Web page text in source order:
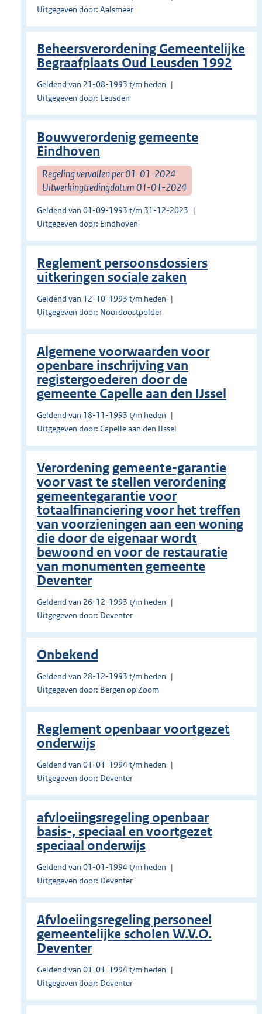
Uitgegeven door: Aalsmeer
Beheersverordening Gemeentelijke
Begraafplaats Oud Leusden 1992
Geldend van 21-08-1993 t/m heden
Uitgegeven door: Leusden
Bouwverordenig gemeente
Eindhoven
Regeling vervallen per 01-01-2024
Uitwerkingtredingdatum 01-01-2024
Geldend van 01-09-1993 t/m 31-12-2023
Uitgegeven door: Eindhoven
Reglement persoonsdossiers
uitkeringen sociale zaken
Geldend van 12-10-1993 t/m heden
Uitgegeven door: Noordoostpolder
Algemene voorwaarden voor
openbare inschrijving van
registergoederen door de
gemeente Capelle aan den IJssel
Geldend van 18-11-1993 t/m heden
Uitgegeven door: Capelle aan den IJssel
Verordening gemeente-garantie
voor vast te stellen verordening
gemeentegarantie voor
totaalfinanciering voor het treffen
van voorzieningen aan een woning
die door de eigenaar wordt
bewoond en voor de restauratie
van monumenten gemeente
Deventer
Geldend van 26-12-1993 t/m heden
Uitgegeven door: Deventer
Onbekend
Geldend van 28-12-1993 t/m heden
Uitgegeven door: Bergen op Zoom
Reglement openbaar voortgezet
onderwijs
Geldend van 01-01-1994 t/m heden
Uitgegeven door: Deventer
afvloeiingsregeling openbaar
basis-, speciaal en voortgezet
speciaal onderwijs
Geldend van 01-01-1994 t/m heden
Uitgegeven door: Deventer
Afvloeiingsregeling personeel
gemeentelijke scholen W.V.O.
Deventer
Geldend van 01-01-1994 t/m heden
Uitgegeven door: Deventer